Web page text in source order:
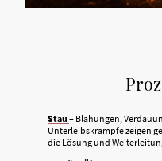
Stau – Blähungen,
Unterleibskrämpfe zeigen
die Lösung und